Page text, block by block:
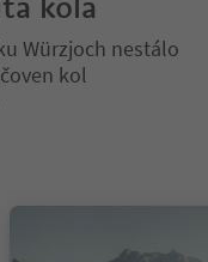
Würzjoch nestálo
kol
Vyberte kartu pro